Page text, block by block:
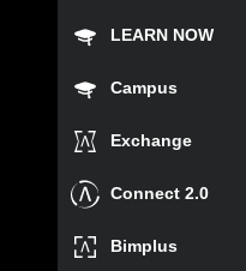
LEARN NOW
Campus
Exchange
Connect 2.0
Bimplus